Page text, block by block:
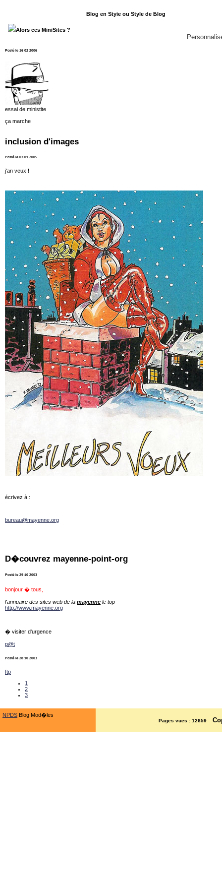
Blog en Style ou Style de Blog
Alors ces MiniSites ?
Posté le 16 02 2006
essai de ministite
ça marche
inclusion d'images
Posté le 03 01 2005
j'an veux !
écrivez à :
bureau@mayenne.org
D�couvrez mayenne-point-org
Posté le 29 10 2003
bonjour � tous,
l'annuaire des sites web de la mayenne le top
http://www.mayenne.org
� visiter d'urgence
p@t
Posté le 28 10 2003
ftp
1
2
3
NPDS Blog Mod�les
Pages vues : 12659